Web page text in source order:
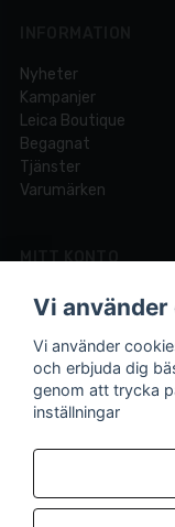
Nyheter
Kampanjer
Leica Boutique
Begagnat
Tjänster
Varumärken
MITT KONTO
Logga in
Registrera dig
Glömt lösenord?
Vi är experter på
Vi använder
Vi använder
och erbjuda dig
genom att trycka
inställningar